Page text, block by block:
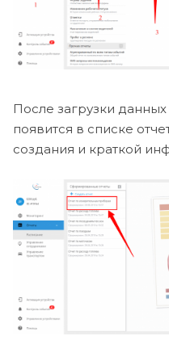
После загрузки
появится в списке
создания и краткой